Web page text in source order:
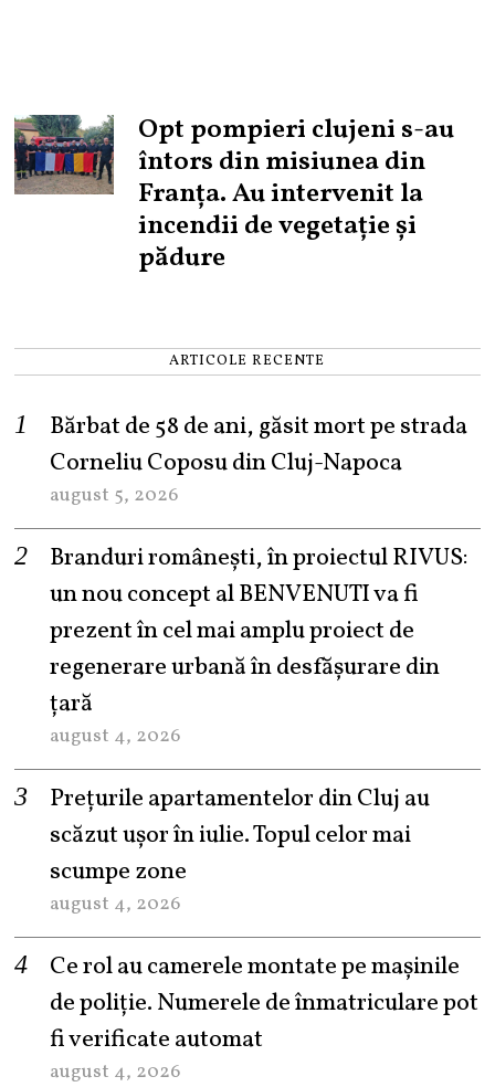
Opt pompieri clujeni s-au
întors din misiunea din
Franța. Au intervenit la
incendii de vegetație și
pădure
ARTICOLE RECENTE
Bărbat de 58 de ani, găsit mort pe strada
Corneliu Coposu din Cluj-Napoca
august 5, 2026
Branduri românești, în proiectul RIVUS:
un nou concept al BENVENUTI va fi
prezent în cel mai amplu proiect de
regenerare urbană în desfășurare din
țară
august 4, 2026
Prețurile apartamentelor din Cluj au
scăzut ușor în iulie. Topul celor mai
scumpe zone
august 4, 2026
Ce rol au camerele montate pe mașinile
de poliție. Numerele de înmatriculare pot
fi verificate automat
august 4, 2026